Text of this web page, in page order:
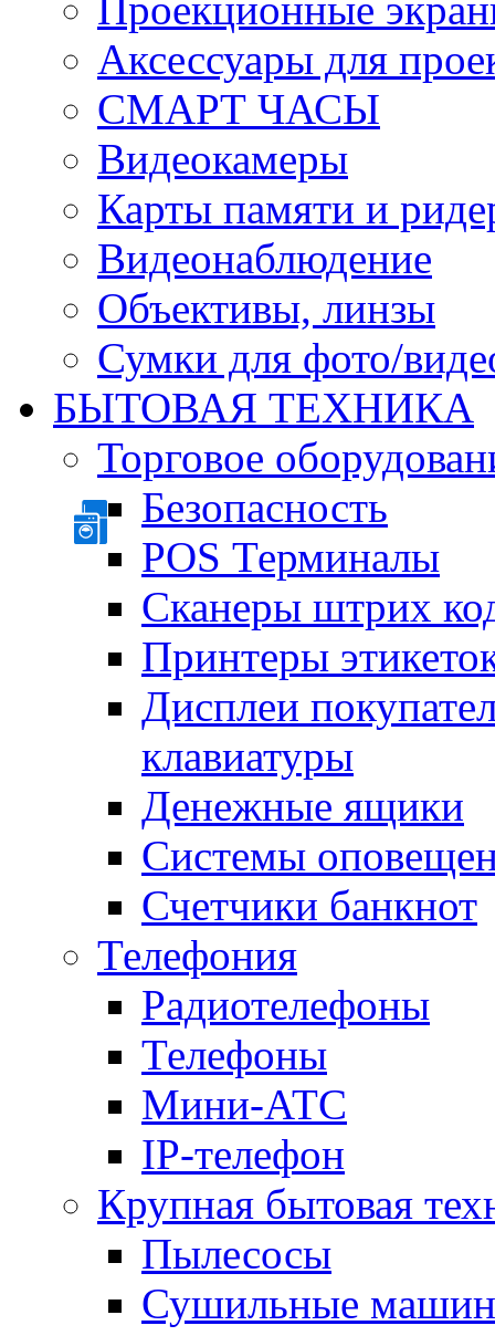
Проекционные
Аксессуары для
СМАРТ ЧАСЫ
Видеокамеры
Карты памяти и
Видеонаблюдение
Объективы, линзы
Сумки для фото/
БЫТОВАЯ ТЕХНИКА
Торговое
Безопасность
POS Терминалы
Сканеры штрих
Принтеры
Дисплеи
клавиатуры
Денежные ящики
Системы
Счетчики банкнот
Телефония
Радиотелефоны
Телефоны
Мини-АТС
IP-телефон
Крупная бытовая
Пылесосы
Сушильные